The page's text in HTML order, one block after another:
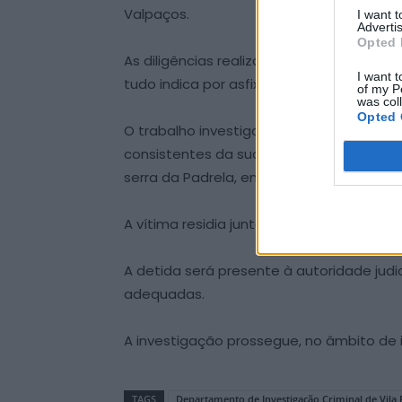
I want
Opted
I want
of my
was
Opted
Valpaços.
As diligências realizadas permitiram
tudo indica por asfixia mecânica.
O trabalho investigatório realizado
consistentes da sua alegada
serra da Padrela, em Vila Pouca de
A vítima residia juntamente com o seu
A detida será presente à autoridade
adequadas.
A investigação prossegue, no âmbito
TAGS Departamento de Investigação Criminal de Vila